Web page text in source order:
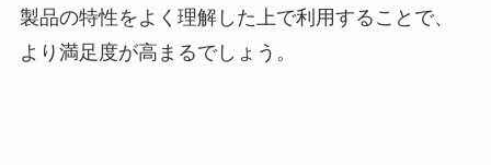
製品の特性をよく理解した上で利用することで、
より満足度が高まるでしょう。